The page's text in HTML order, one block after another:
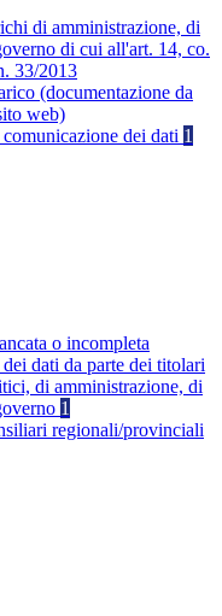
di amministrazione, di
di cui all'art. 14, co.
33/2013
(documentazione da
web)
dei dati 1
o incompleta
dati da parte dei titolari
di amministrazione, di
1
regionali/provinciali